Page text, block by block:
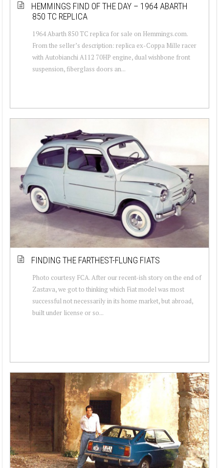
HEMMINGS FIND OF THE DAY – 1964 ABARTH
850 TC REPLICA
1964 Abarth 850 TC replica for sale on Hemmings.com.
From the seller’s description: replica ex-Coppa Mille racer
with Autobianchi A112 70HP engine, dual wishbone front
suspension, fiberglass doors an...
FINDING THE FARTHEST-FLUNG FIATS
Photo courtesy FCA. After our recent-ish story on the end of
Zastava, we got to thinking which Fiat model was most
successful not necessarily in its home market, but abroad,
built under license or so...